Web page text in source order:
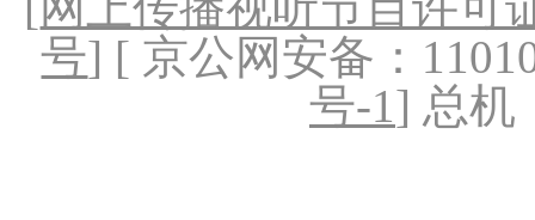
号] [ 京公网安备：
号-1] 总机